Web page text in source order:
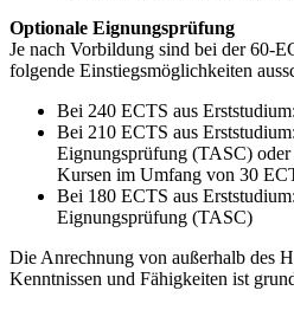
Optionale Eignungsprüfung
Je nach Vorbildung sind bei der 60-
folgende Einstiegsmöglichkeiten
Bei 240 ECTS aus
Bei 210 ECTS aus
Eignungsprüfung (TASC)
Kursen im Umfang von 30
Bei 180 ECTS aus
Eignungsprüfung (TASC)
Die Anrechnung von außerhalb des
Kenntnissen und Fähigkeiten ist